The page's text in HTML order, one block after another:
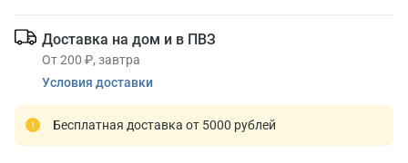
Доставка на дом и в ПВЗ
От 200 ₽, завтра
Условия доставки
Бесплатная доставка от 5000 рублей